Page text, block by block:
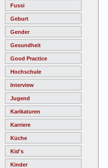
Fussi
Geburt
Gender
Gesundheit
Good Practice
Hochschule
Interview
Jugend
Karikaturen
Karriere
Küche
Kid's
Kinder